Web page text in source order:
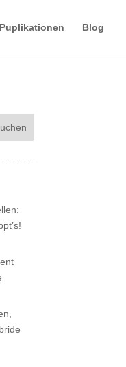
Puplikationen Blog